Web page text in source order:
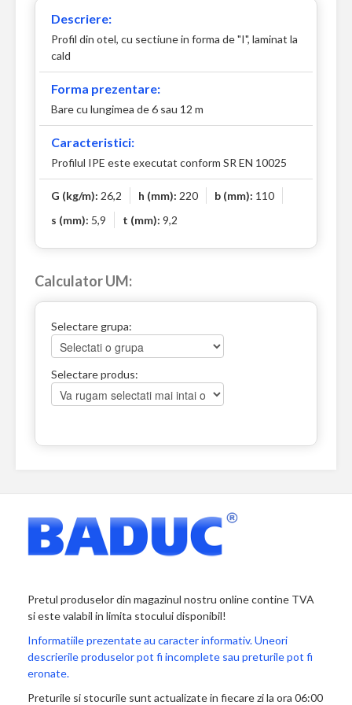
Descriere:
Profil din otel, cu sectiune in forma de "I", laminat la
cald
Forma prezentare:
Bare cu lungimea de 6 sau 12 m
Caracteristici:
Profilul IPE este executat conform SR EN 10025
G (kg/m): 26,2 h (mm): 220 b (mm): 110
s (mm): 5,9 t (mm): 9,2
Calculator UM:
Selectare grupa:
Selectare produs:
Pretul produselor din magazinul nostru online contine TVA
si este valabil in limita stocului disponibil!
Informatiile prezentate au caracter informativ. Uneori
descrierile produselor pot fi incomplete sau preturile pot fi
eronate.
Preturile si stocurile sunt actualizate in fiecare zi la ora 06:00